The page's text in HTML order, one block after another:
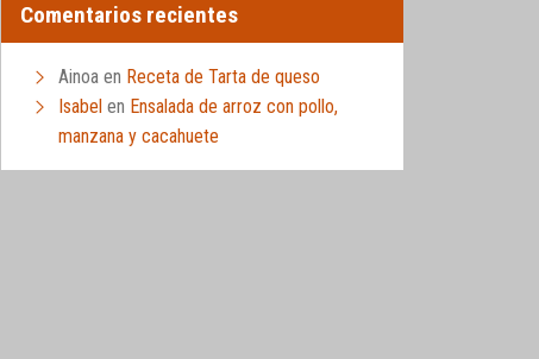
Comentarios recientes
Ainoa en Receta de Tarta de queso
Isabel en Ensalada de arroz con pollo,
manzana y cacahuete